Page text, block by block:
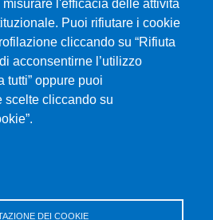
l'efficacia delle attività
Puoi rifiutare i cookie
cliccando su “Rifiuta
acconsentirne l’utilizzo
tutti” oppure puoi
scelte cliccando su
DEI COOKIE
Messina